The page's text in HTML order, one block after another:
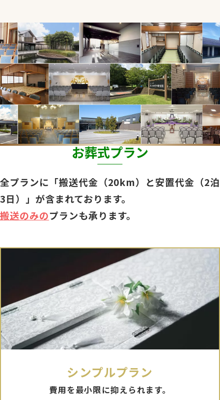
お葬式プラン
全プランに「搬送代金（20km）と安置代金（2泊
3日）」が含まれております。
搬送のみのプランも承ります。
シンプルプラン
費用を最小限に抑えられます。